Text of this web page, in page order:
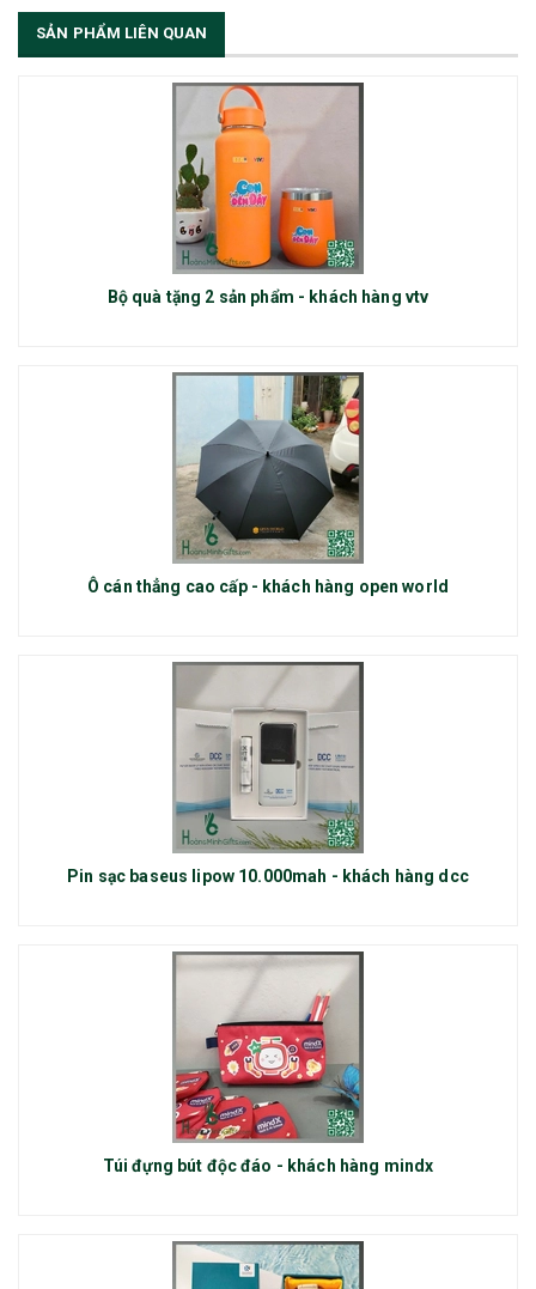
SẢN PHẨM LIÊN QUAN
Bộ quà tặng 2 sản phẩm - khách hàng vtv
Ô cán thẳng cao cấp - khách hàng open world
Pin sạc baseus lipow 10.000mah - khách hàng dcc
Túi đựng bút độc đáo - khách hàng mindx